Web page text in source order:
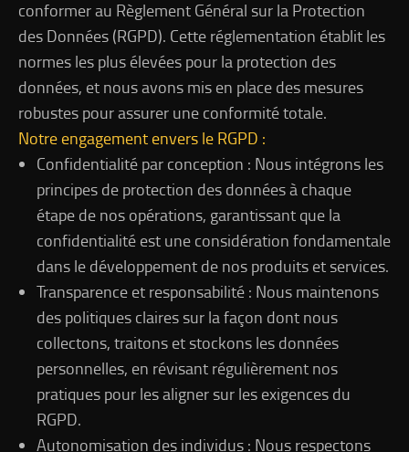
conformer au Règlement Général sur la Protection
des Données (RGPD). Cette réglementation établit les
normes les plus élevées pour la protection des
données, et nous avons mis en place des mesures
robustes pour assurer une conformité totale.
Notre engagement envers le RGPD :
Confidentialité par conception : Nous intégrons les
principes de protection des données à chaque
étape de nos opérations, garantissant que la
confidentialité est une considération fondamentale
dans le développement de nos produits et services.
Transparence et responsabilité : Nous maintenons
des politiques claires sur la façon dont nous
collectons, traitons et stockons les données
personnelles, en révisant régulièrement nos
pratiques pour les aligner sur les exigences du
RGPD.
Autonomisation des individus : Nous respectons